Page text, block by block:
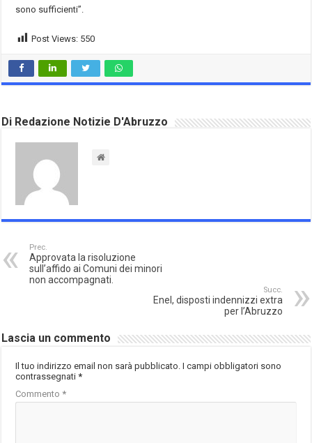
sono sufficienti”.
Post Views: 550
Di Redazione Notizie D'Abruzzo
Prec.
Approvata la risoluzione
sull’affido ai Comuni dei minori
non accompagnati.
Succ.
Enel, disposti indennizzi extra
per l’Abruzzo
Lascia un commento
Il tuo indirizzo email non sarà pubblicato. I campi obbligatori sono
contrassegnati*
Commento*